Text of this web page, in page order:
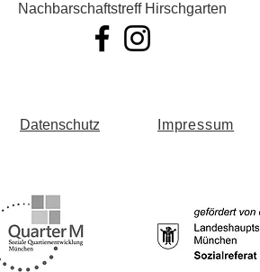
Nachbarschaftstreff Hirschgarten
Datenschutz Impressum